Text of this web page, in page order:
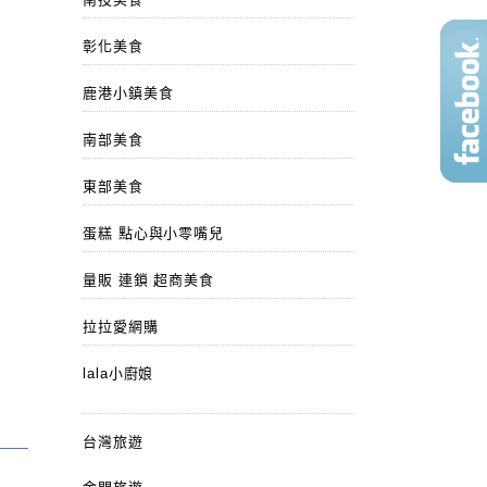
彰化美食
鹿港小鎮美食
南部美食
東部美食
蛋糕 點心與小零嘴兒
量販 連鎖 超商美食
拉拉愛網購
lala小廚娘
台灣旅遊